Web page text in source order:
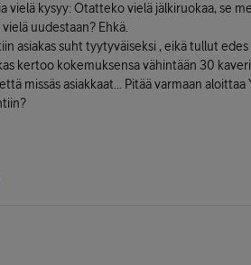
vielä kysyy: Otatteko vielä jälkiruokaa, se
uudestaan? Ehkä.
asiakas suht tyytyväiseksi , eikä tullut
kertoo kokemuksensa vähintään 30
missäs asiakkaat... Pitää varmaan